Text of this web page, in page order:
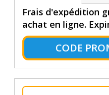
Frais d'expédition
achat en ligne.
CODE